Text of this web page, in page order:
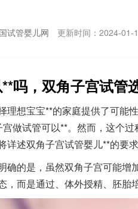
试管婴儿网 更新时间：2024-01-
吗，双角子宫试管
理想宝宝**的家庭提供了可能
做试管可以**。然而，这个
述双角子宫试管婴儿**的要求
的是，虽然双角子宫可能增
而是通过、体外授精、胚胎